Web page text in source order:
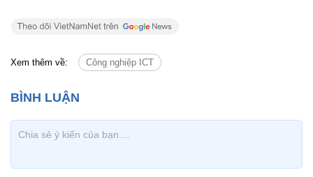
Xem thêm về: Công nghiệp ICT